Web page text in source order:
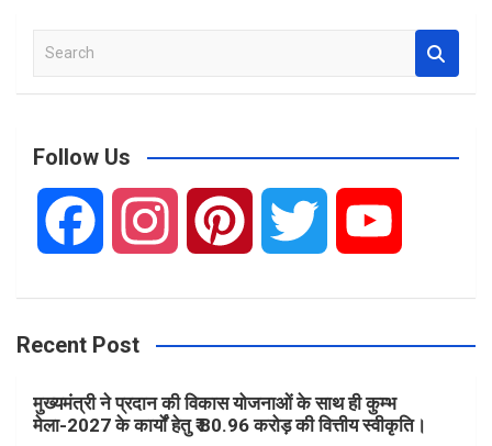
a
c
Follow Us
c
e
s
t
n
t
i
t
u
T
Recent Post
मुख्यमंत्री ने प्रदान की विकास योजनाओं के साथ ही कुम्भ
मेला-2027 के कार्यों हेतु ₹ 80.96 करोड़ की वित्तीय स्वीकृति।